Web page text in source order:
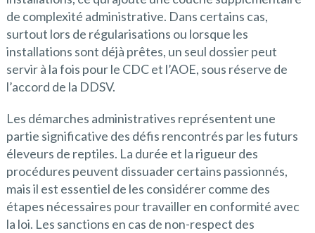
de complexité administrative. Dans certains cas,
surtout lors de régularisations ou lorsque les
installations sont déjà prêtes, un seul dossier peut
servir à la fois pour le CDC et l’AOE, sous réserve de
l’accord de la DDSV.
Les démarches administratives représentent une
partie significative des défis rencontrés par les futurs
éleveurs de reptiles. La durée et la rigueur des
procédures peuvent dissuader certains passionnés,
mais il est essentiel de les considérer comme des
étapes nécessaires pour travailler en conformité avec
la loi. Les sanctions en cas de non-respect des